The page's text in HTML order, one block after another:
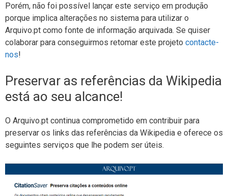
Porém, não foi possível lançar este serviço em produção
porque implica alterações no sistema para utilizar o
Arquivo.pt como fonte de informação arquivada. Se quiser
colaborar para conseguirmos retomar este projeto contacte-
nos!
Preservar as referências da Wikipedia
está ao seu alcance!
O Arquivo.pt continua comprometido em contribuir para
preservar os links das referências da Wikipedia e oferece os
seguintes serviços que lhe podem ser úteis.